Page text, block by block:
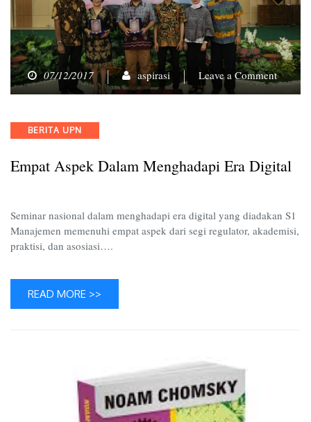
07/12/2017 aspirasi Leave a Commenton
Empat
Digital
Categories
BERITA UPN
Empat Aspek Dalam Menghadapi Era Digital
Seminar nasional dalam menghadapi era digital yang diadakan S1
Manajemen memenuhi empat aspek dari segi regulator, akademisi,
praktisi, dan asosiasi….
READ MORE >>